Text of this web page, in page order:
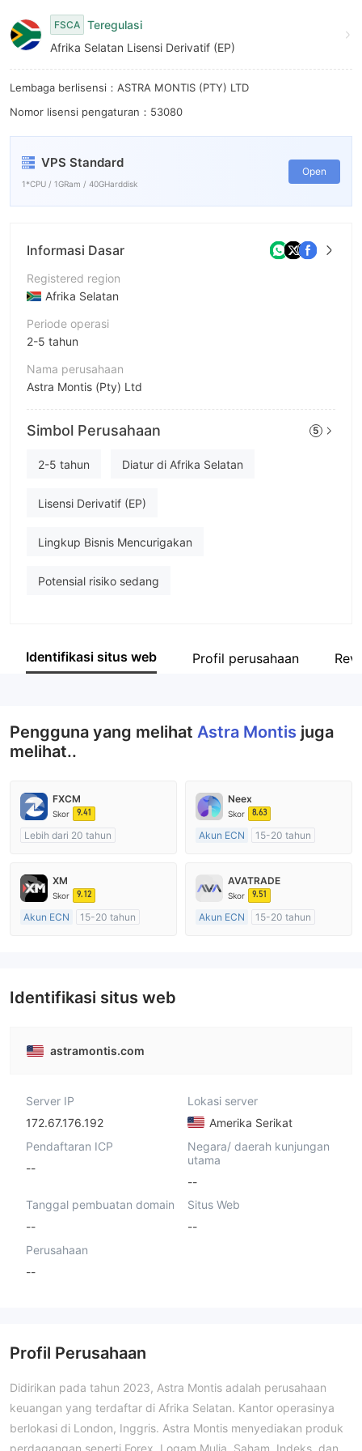
6
7
8
9
FSCA Teregulasi
Afrika Selatan Lisensi Derivatif (EP)
Lembaga berlisensi：ASTRA MONTIS (PTY) LTD
Nomor lisensi pengaturan：53080
VPS Standard
1*CPU / 1GRam / 40GHarddisk
Open
Informasi Dasar
Registered region
Afrika Selatan
Periode operasi
2-5 tahun
Nama perusahaan
Astra Montis (Pty) Ltd
Singkatan
Astra Montis
Karyawan perusahaan
Simbol Perusahaan 5
2-5 tahun Diatur di Afrika Selatan
Lisensi Derivatif (EP)
Lingkup Bisnis Mencurigakan
Potensial risiko sedang
Identifikasi situs web Profil perusahaan
Pengguna yang melihat Astra Montis juga
melihat..
FXCM
Skor 9.41
Lebih dari 20 tahun
Market Maker (MM)
Lisensi Penuh MT4
Neex
Skor 8.63
Akun ECN
15-20 tahun
Lisensi Penuh MT4
XM
Skor 9.12
Akun ECN
15-20 tahun
AVATRADE
Skor 9.51
Akun ECN
15-20 tahun
Identifikasi situs web
astramontis.com
Server IP
172.67.176.192
Lokasi server
Amerika Serikat
Pendaftaran ICP
--
Negara/ daerah kunjungan
utama
--
Tanggal pembuatan domain
--
Situs Web
--
Perusahaan
--
Profil Perusahaan
Didirikan pada tahun 2023, Astra Montis adalah perusahaan
keuangan yang terdaftar di Afrika Selatan. Kantor operasinya
berlokasi di London, Inggris. Astra Montis menyediakan produk
perdagangan seperti Forex, Logam Mulia, Saham, Indeks, dan